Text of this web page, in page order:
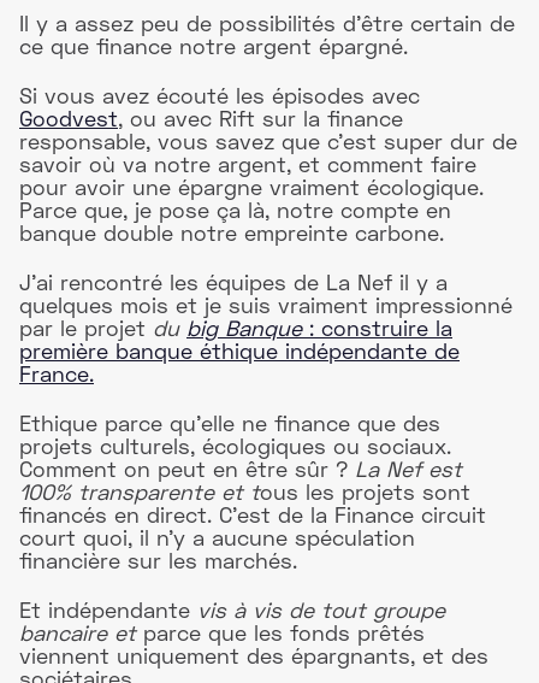
Il y a assez peu de possibilités d'être certain de
ce que finance notre argent épargné.
Si vous avez écouté les épisodes avec
Goodvest, ou avec Rift sur la finance
responsable, vous savez que c’est super dur de
savoir où va notre argent, et comment faire
pour avoir une épargne vraiment écologique.
Parce que, je pose ça là, notre compte en
banque double notre empreinte carbone.
J’ai rencontré les équipes de La Nef il y a
quelques mois et je suis vraiment impressionné
par le projet du big Banque : construire la
première banque éthique indépendante de
France.
Ethique parce qu’elle ne finance que des
projets culturels, écologiques ou sociaux.
Comment on peut en être sûr ? La Nef est
100% transparente et tous les projets sont
financés en direct. C’est de la Finance circuit
court quoi, il n’y a aucune spéculation
financière sur les marchés.
Et indépendante vis à vis de tout groupe
bancaire et parce que les fonds prêtés
viennent uniquement des épargnants, et des